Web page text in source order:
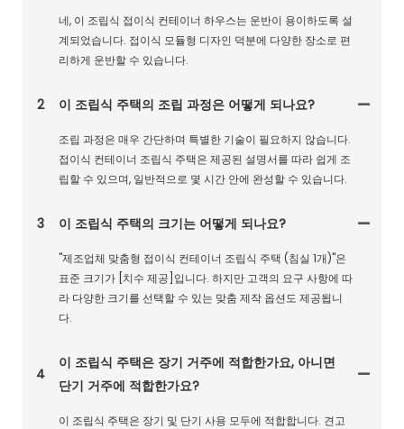
네, 이 조립식 접이식 컨테이너 하우스는 운반이 용이하도록 설
계되었습니다. 접이식 모듈형 디자인 덕분에 다양한 장소로 편
리하게 운반할 수 있습니다.
2 이 조립식 주택의 조립 과정은 어떻게 되나요?
조립 과정은 매우 간단하며 특별한 기술이 필요하지 않습니다.
접이식 컨테이너 조립식 주택은 제공된 설명서를 따라 쉽게 조
립할 수 있으며, 일반적으로 몇 시간 안에 완성할 수 있습니다.
3 이 조립식 주택의 크기는 어떻게 되나요?
"제조업체 맞춤형 접이식 컨테이너 조립식 주택 (침실 1개)"은
표준 크기가 [치수 제공]입니다. 하지만 고객의 요구 사항에 따
라 다양한 크기를 선택할 수 있는 맞춤 제작 옵션도 제공됩니
다.
4
이 조립식 주택은 장기 거주에 적합한가요, 아니면
단기 거주에 적합한가요?
이 조립식 주택은 장기 및 단기 사용 모두에 적합합니다. 견고